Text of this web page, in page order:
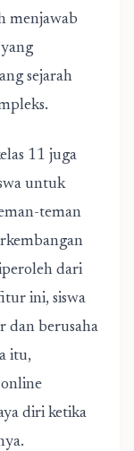
menjawab
sejarah
11 juga
untuk
teman
dari
ini, siswa
dan berusaha
itu,
diri ketika